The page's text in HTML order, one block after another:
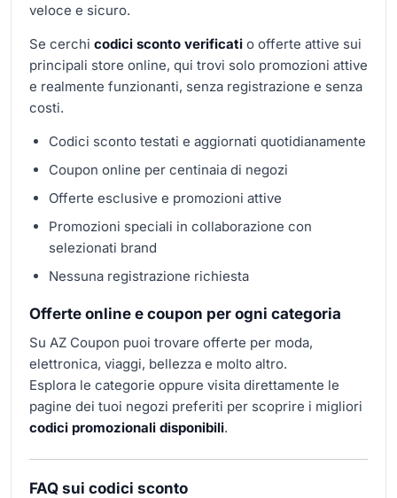
veloce e sicuro.
Se cerchi codici sconto verificati o offerte attive sui
principali store online, qui trovi solo promozioni attive
e realmente funzionanti, senza registrazione e senza
costi.
Codici sconto testati e aggiornati quotidianamente
Coupon online per centinaia di negozi
Offerte esclusive e promozioni attive
Promozioni speciali in collaborazione con
selezionati brand
Nessuna registrazione richiesta
Offerte online e coupon per ogni categoria
Su AZ Coupon puoi trovare offerte per moda,
elettronica, viaggi, bellezza e molto altro.
Esplora le categorie oppure visita direttamente le
pagine dei tuoi negozi preferiti per scoprire i migliori
codici promozionali disponibili.
FAQ sui codici sconto